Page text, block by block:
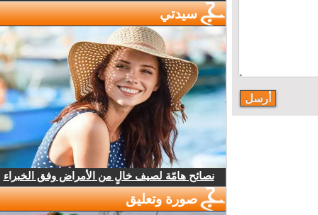
سيدتي
نصائح هامّة لصيف خالٍ من الأمراض وفق الخبراء
صورة وتعليق